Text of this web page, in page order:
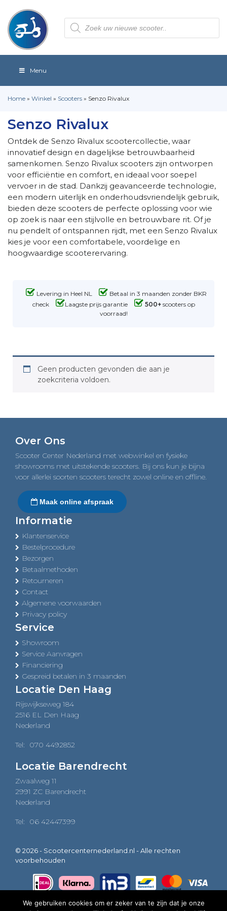
Producten
zoeken
Menu
Home » Winkel » Scooters » Senzo Rivalux
Senzo Rivalux
Ontdek de Senzo Rivalux scootercollectie, waar
innovatief design en dagelijkse betrouwbaarheid
samenkomen. Senzo Rivalux scooters zijn ontworpen
voor efficiëntie en comfort, en ideaal voor soepel
vervoer in de stad. Dankzij geavanceerde technologie,
een modern uiterlijk en onderhoudsvriendelijk gebruik,
bieden deze scooters de perfecte oplossing voor wie
op zoek is naar een stijlvolle en betrouwbare rit. Of je
nu pendelt of ontspannen rijdt, met een Senzo Rivalux
kies je voor een comfortabele, voordelige en
hoogwaardige scooterervaring.
Levering in Heel NL
Betaal in 3 maanden zonder BKR
check
Laagste prijs garantie 500+scooters op
voorraad!
Geen producten gevonden die aan je
zoekcriteria voldoen.
Over Ons
Scooter Center Nederland met webwinkel en fysieke
showrooms met uitstekende scooters. Bij ons kun je bijna
voor allerlei soorten scooters terecht zowel online en offline.
Maak online afspraak
Informatie
Klantenservice
Bestelprocedure
Bezorgen
Betaalmethoden
Retourneren
Contact
Algemene voorwaarden
Privacy policy
Service
Showroom
Service Aanvragen
Financiering
Gespreid betalen in 3 maanden
Locatie Den Haag
Rijswijkseweg 184
2516 EL Den Haag
Nederland
Tel: 070 4492852
Locatie Barendrecht
Zwaalweg 11
2991 ZC Barendrecht
Nederland
Tel: 06 42447399
© 2026 - Scootercenternederland.nl - Alle rechten
voorbehouden
We gebruiken cookies om er zeker van te zijn dat je onze